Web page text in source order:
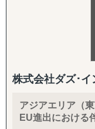
株式会社ダズ･
アジアエリア（
EU進出における